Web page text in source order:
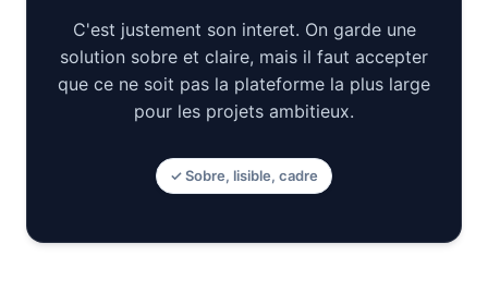
C'est justement son interet. On garde une
solution sobre et claire, mais il faut accepter
que ce ne soit pas la plateforme la plus large
pour les projets ambitieux.
✓ Sobre, lisible, cadre